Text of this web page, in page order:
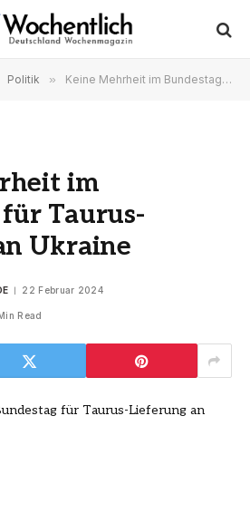
Politik » Keine Mehrheit im Bundestag für Taurus-Lieferung an Ukraine
im
Taurus-
Ukraine
22 Februar 2024
Read